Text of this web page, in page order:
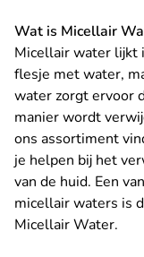
Wat is Micellair
Micellair water lijkt
flesje met water,
water zorgt ervoor
manier wordt
ons assortiment
je helpen bij het
van de huid. Een
micellair waters is
Micellair Water.